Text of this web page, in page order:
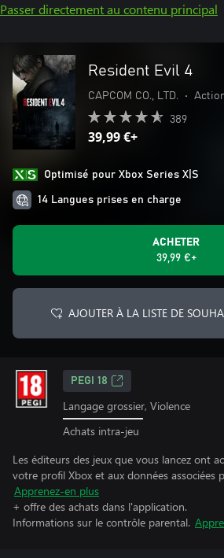
Passer directement au contenu principal
Resident Evil 4
CAPCOM CO., LTD. •
389
39,99 €+
Optimisé pour Xbox Series X|S
14 Langues prises en charge
ACHETER
39,99 €+
AJOUTER À LA LISTE DE
PEGI 18
Langage grossier, Violence
Achats intra-jeu
Les éditeurs des jeux que vous lancez ont
votre profil Xbox et aux données associées
Apprenez-en plus
+ offre des achats dans l'application.
Informations sur le contrôle parental.